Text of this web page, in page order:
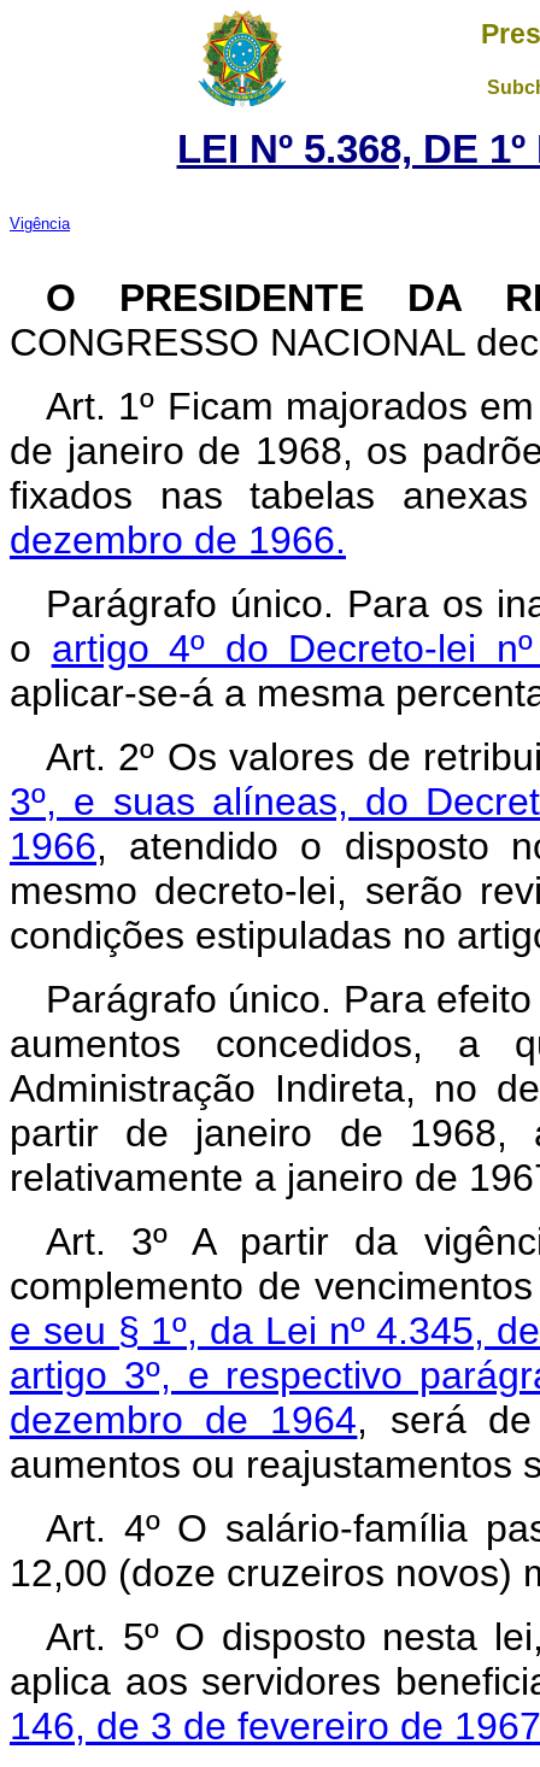
LEI Nº 5.368, DE
Vigência
O PRESIDENTE DA
CONGRESSO NACIONAL
Art. 1º Ficam majorados
de janeiro de 1968, os
fixados nas tabelas
dezembro de 1966.
Parágrafo único. Para os
o artigo 4º do Decreto-lei
aplicar-se-á a mesma
Art. 2º Os valores de
3º, e suas alíneas, do
1966, atendido o disposto
mesmo decreto-lei, serão
condições estipuladas no
Parágrafo único. Para
aumentos concedidos, a
Administração Indireta, no
partir de janeiro de 1968,
relativamente a janeiro de
Art. 3º A partir da
complemento de
e seu § 1º, da Lei nº 4.345,
artigo 3º, e respectivo
dezembro de 1964, será
aumentos ou reajustamentos
Art. 4º O salário-família
12,00 (doze cruzeiros novos)
Art. 5º O disposto nesta
aplica aos servidores
146, de 3 de fevereiro de